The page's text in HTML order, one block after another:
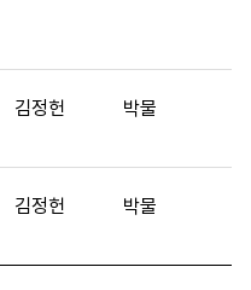
김정헌 박물
김정헌 박물